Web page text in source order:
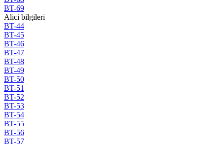
BT-69
Alici bilgileri
BT-44
BT-45
BT-46
BT-47
BT-48
BT-49
BT-50
BT-51
BT-52
BT-53
BT-54
BT-55
BT-56
BT-57